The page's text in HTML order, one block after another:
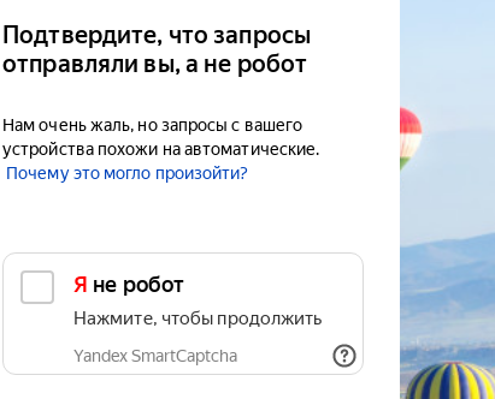
Подтвердите, что запросы
отправляли вы, а не робот
Нам очень жаль, но запросы с вашего
устройства похожи на автоматические.
Почему это могло произойти?
Я не робот
Нажмите, чтобы продолжить
Yandex SmartCaptcha